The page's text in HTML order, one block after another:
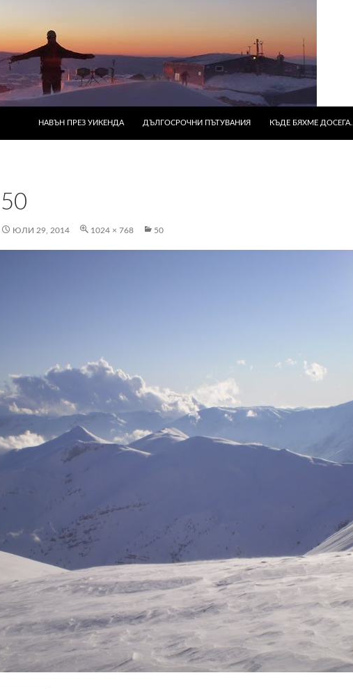
НАВЪН ПРЕЗ УИКЕНДА
ДЪЛГОСРОЧНИ ПЪТУВАНИЯ КЪДЕ БЯХМЕ ДОСЕГА…
50
ЮЛИ 29, 2014 1024 × 768 50